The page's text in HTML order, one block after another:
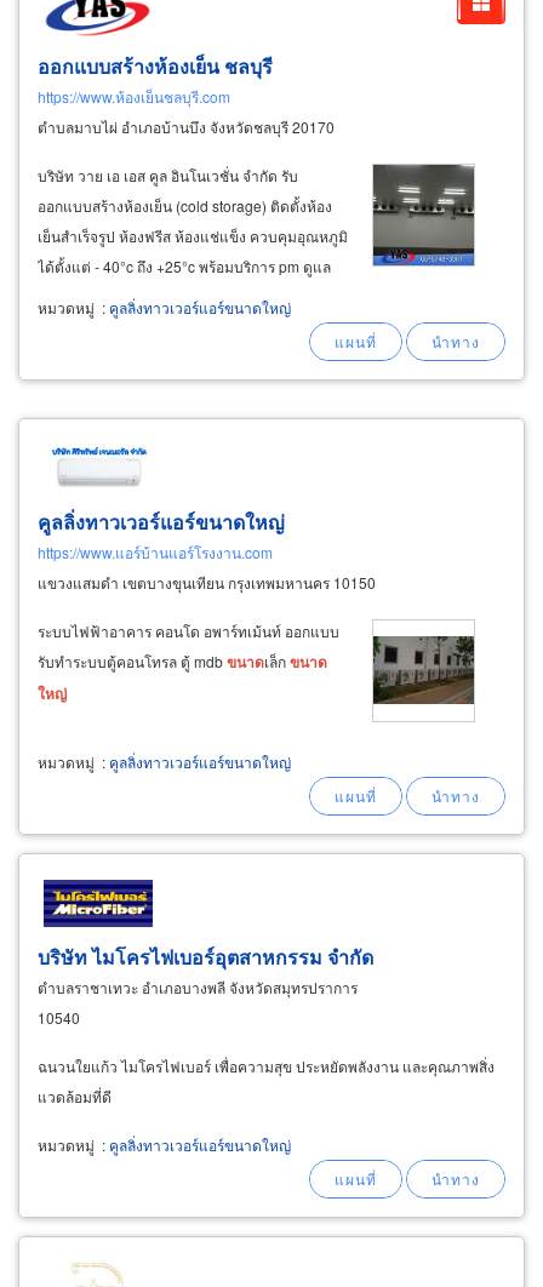
ออกแบบสร้างห้องเย็น ชลบุรี
https://www.ห้องเย็นชลบุรี.com
ตำบลมาบไผ่ อำเภอบ้านบึง จังหวัดชลบุรี 20170
บริษัท วาย เอ เอส คูล อินโนเวชั่น จำกัด รับ
ออกแบบสร้างห้องเย็น (cold storage) ติดตั้งห้อง
เย็นสำเร็จรูป ห้องฟรีส ห้องแช่แข็ง ควบคุมอุณหภูมิ
ได้ตั้งแต่ - 40°c ถึง +25°c พร้อมบริการ pm ดูแล
บำรุงรักษาห้องเย็น โดยทีมช่างผู้ชำนาญ ควบคุม
โดยวิศวกร ผู้เชี่ยวชาญด้านห้องเย็น ห้องแช่แข็ง
หมวดหมู่ : คูลลิ่งทาวเวอร์แอร์ขนาดใหญ่
คูลลิ่งทาวเวอร์แอร์ขนาดใหญ่
https://www.แอร์บ้านแอร์โรงงาน.com
แขวงแสมดำ เขตบางขุนเทียน กรุงเทพมหานคร 10150
ระบบไฟฟ้าอาคาร คอนโด อพาร์ทเม้นท์ ออกแบบ
รับทำระบบตู้คอนโทรล ตู้ mdbขนาดเล็กขนาด
ใหญ่
หมวดหมู่ : คูลลิ่งทาวเวอร์แอร์ขนาดใหญ่
บริษัท ไมโครไฟเบอร์อุตสาหกรรม จำกัด
ตำบลราชาเทวะ อำเภอบางพลี จังหวัดสมุทรปราการ
10540
ฉนวนใยแก้ว ไมโครไฟเบอร์ เพื่อความสุข ประหยัดพลังงาน และคุณภาพสิ่ง
แวดล้อมที่ดี
หมวดหมู่ : คูลลิ่งทาวเวอร์แอร์ขนาดใหญ่